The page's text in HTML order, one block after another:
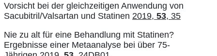
Vorsicht bei der gleichzeitigen Anwendung von
Sacubitril/Valsartan und Statinen 2019, 53, 35
Nie zu alt für eine Behandlung mit Statinen?
Ergebnisse einer Metaanalyse bei über 75-